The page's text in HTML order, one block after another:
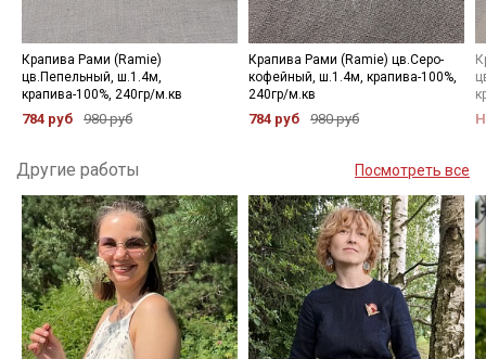
Крапива Рами (Ramie)
цв.Пепельный, ш.1.4м,
крапива-100%, 240гр/м.кв
784 руб 980 руб
Крапива Рами (Ramie) цв.Серо-
кофейный, ш.1.4м, крапива-100%,
240гр/м.кв
784 руб 980 руб
Другие работы Посмотреть все